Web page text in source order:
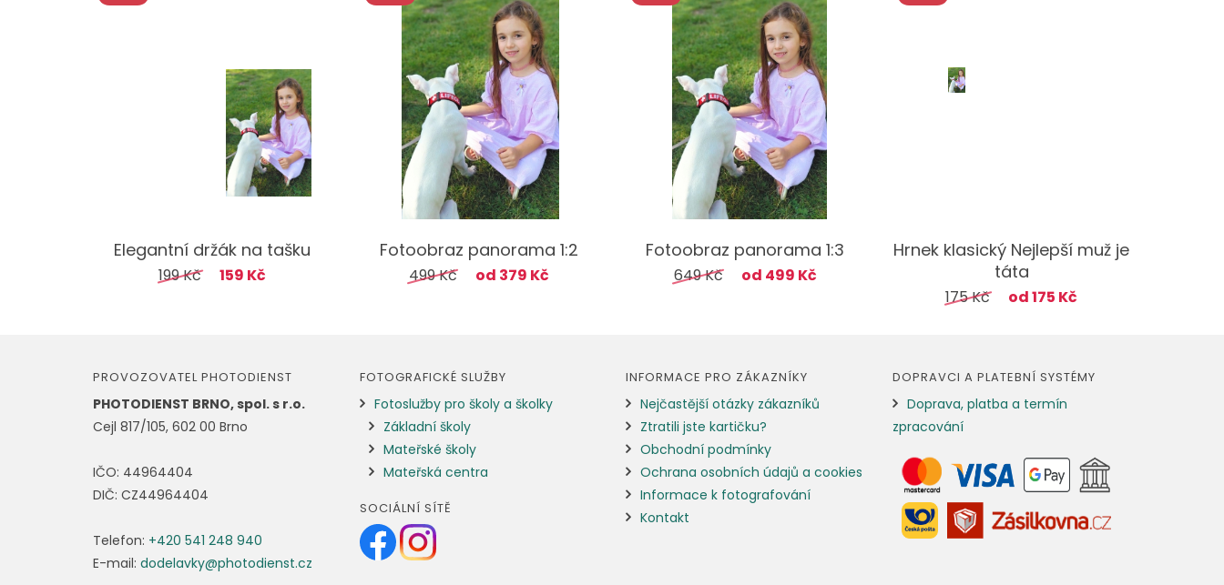
Elegantní držák na tašku
199 Kč 159 Kč
Fotoobraz panorama 1:2
499 Kč od 379 Kč
Fotoobraz panorama 1:3
649 Kč od 499 Kč
Hrnek klasický Nejlepší muž je
táta
175 Kč od 175 Kč
PROVOZOVATEL PHOTODIENST
PHOTODIENST BRNO, spol. s r.o.
Cejl 817/105, 602 00 Brno
IČO: 44964404
DIČ: CZ44964404
Telefon: +420 541 248 940
E-mail: dodelavky@photodienst.cz
FOTOGRAFICKÉ SLUŽBY
Fotoslužby pro školy a školky
Základní školy
Mateřské školy
Mateřská centra
SOCIÁLNÍ SÍTĚ
INFORMACE PRO ZÁKAZNÍKY
Nejčastější otázky zákazníků
Ztratili jste kartičku?
Obchodní podmínky
Ochrana osobních údajů a cookies
Informace k fotografování
Kontakt
DOPRAVCI A PLATEBNÍ SYSTÉMY
Doprava, platba a termín
zpracování